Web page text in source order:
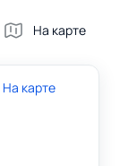
На карте
На карте